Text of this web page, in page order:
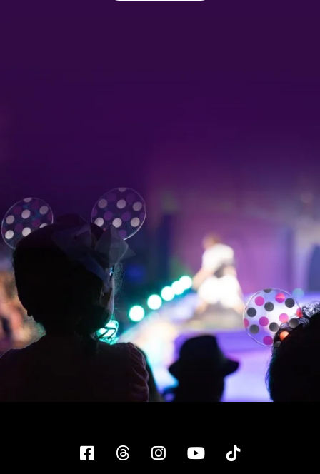
Facebook
ThreadsInstagram
YouTubeTiktok